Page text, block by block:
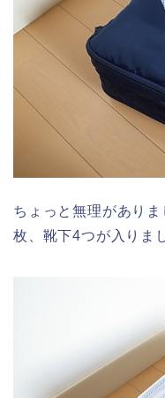
ちょっと無理があり
枚、靴下4つが入りま